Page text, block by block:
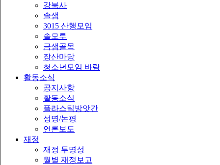
강북사
솔샘
3015 산행모임
솔모루
금샘골목
장산마당
청소년모임 바람
활동소식
공지사항
활동소식
플라스틱방앗간
성명/논평
언론보도
재정
재정 투명성
월별 재정보고